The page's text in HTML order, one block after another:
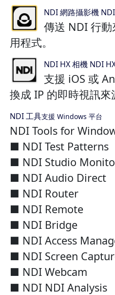
NDI 網路攝影機
傳送 NDI 行
用程式。
NDI HX 相機 NDI
支援 iOS 或
換成 IP 的即時視訊來
NDI 工具支援 Windows 平台
NDI Tools for
■ NDI Test Patterns
■ NDI Studio
■ NDI Audio Direct
■ NDI Router
■ NDI Remote
■ NDI Bridge
■ NDI Access
■ NDI Screen
■ NDI Webcam
■ NDI NDI Analysis